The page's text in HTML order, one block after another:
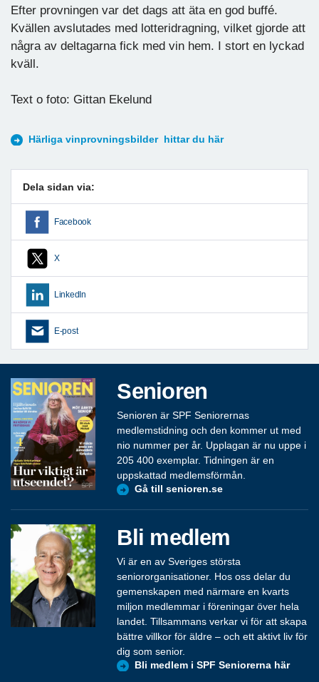
Efter provningen var det dags att äta en god buffé.
Kvällen avslutades med lotteridragning, vilket gjorde att
några av deltagarna fick med vin hem. I stort en lyckad
kväll.
Text o foto: Gittan Ekelund
Härliga vinprovningsbilder hittar du här
Dela sidan via:
Facebook
X
LinkedIn
E-post
Senioren
Senioren är SPF Seniorernas
medlemstidning och den kommer ut med
nio nummer per år. Upplagan är nu uppe i
205 400 exemplar. Tidningen är en
uppskattad medlemsförmån.
Gå till senioren.se
Bli medlem
Vi är en av Sveriges största
seniororganisationer. Hos oss delar du
gemenskapen med närmare en kvarts
miljon medlemmar i föreningar över hela
landet. Tillsammans verkar vi för att skapa
bättre villkor för äldre – och ett aktivt liv för
dig som senior.
Bli medlem i SPF Seniorerna här